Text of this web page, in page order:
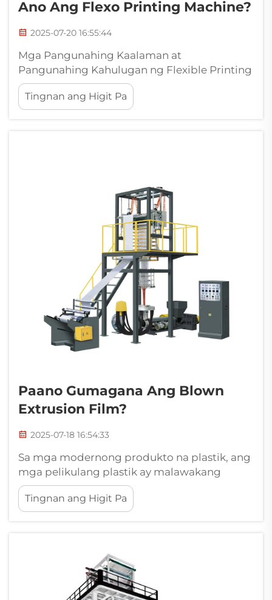
Ano Ang Flexo Printing Machine?
2025-07-20 16:55:44
Mga Pangunahing Kaalaman at
Pangunahing Kahulugan ng Flexible Printing
Machine, Kasaysayan ng Pag-unlad at
Modernong Kahalagahan ng Flexographic
Printing. Nalinang noong huling bahagi ng
Tingnan ang Higit Pa
Paano Gumagana Ang Blown
Extrusion Film?
2025-07-18 16:54:33
Sa mga modernong produkto na plastik, ang
mga pelikulang plastik ay malawakang
ginagamit sa pagpapacking ng pagkain,
pagpapacking ng industriya, mga panakip
na pelikula sa agrikultura, medikal na
plastik, kung saan ang blow molding ay isang
Tingnan ang Higit Pa